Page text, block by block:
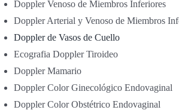
Doppler Venoso de Miembros Inferiores
Doppler Arterial y Venoso de Miembros
Doppler de Vasos de Cuello
Ecografia Doppler Tiroideo
Doppler Mamario
Doppler Color Ginecológico Endovaginal
Doppler Color Obstétrico Endovaginal